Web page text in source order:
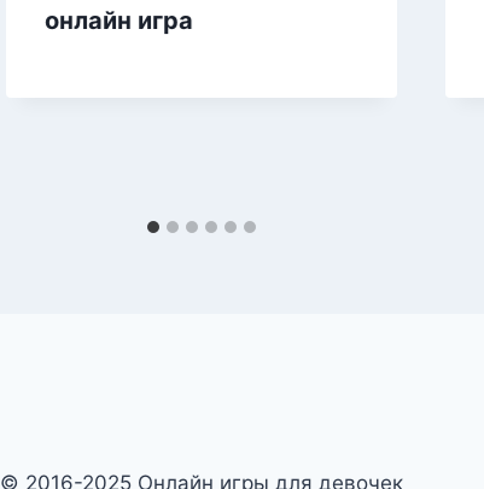
онлайн игра
© 2016-2025 Онлайн игры для девочек